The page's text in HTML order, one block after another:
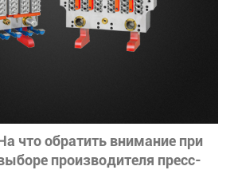
что обратить внимание при
производителя пресс-